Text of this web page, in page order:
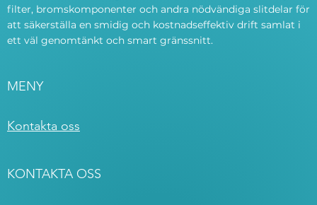
filter, bromskomponenter och andra nödvändiga slitdelar för
att säkerställa en smidig och kostnadseffektiv drift samlat i
ett väl genomtänkt och smart gränssnitt.
MENY
Kontakta oss
KONTAKTA OSS